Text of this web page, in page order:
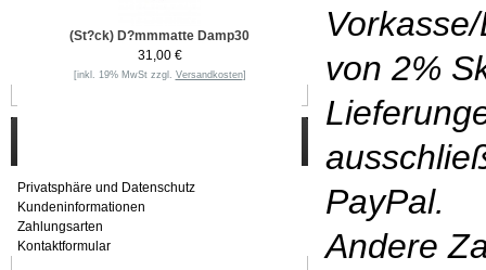
(St?ck) D?mmmatte Damp30
31,00 €
[inkl. 19% MwSt zzgl. Versandkosten]
Privatsphäre und Datenschutz
Kundeninformationen
Zahlungsarten
Kontaktformular
von 2%
PayPal.
Andere